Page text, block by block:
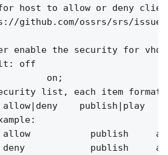
host to allow or deny
github.com/ossrs/srs/
enable the security for
off
on;
list, each item format
publish|play
publish
publish